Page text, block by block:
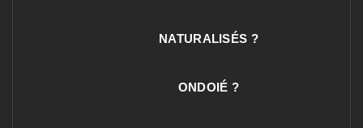
NATURALISÉS ?
ONDOIÉ ?